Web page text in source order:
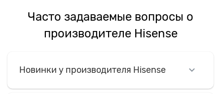
Часто задаваемые вопросы о
производителе Hisense
Новинки у производителя Hisense